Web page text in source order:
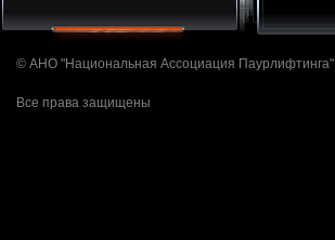
© АНО "Национальная Ассоциация Паурлифтинга"
Все права защищены